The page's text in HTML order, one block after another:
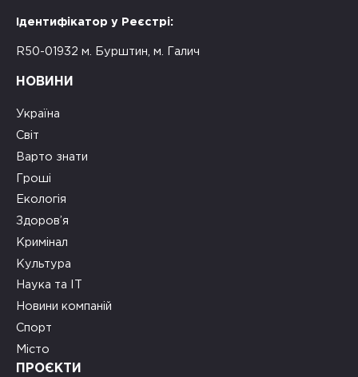
Ідентифікатор у Реєстрі:
R50-01932 м. Бурштин, м. Галич
НОВИНИ
Україна
Світ
Варто знати
Гроші
Екологія
Здоров’я
Кримінал
Культура
Наука та ІТ
Новини компаній
Спорт
Місто
ПРОЄКТИ